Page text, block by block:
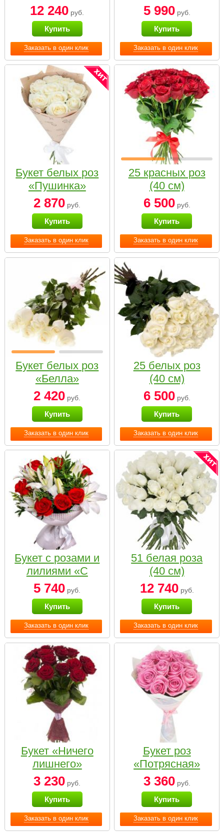
Заказать в один клик
12 240 руб.
Купить
Заказать в один клик
5 990руб.
Купить
Заказать в один клик
Букет белых роз
«Пушинка»
2 870 руб.
Купить
Заказать в один клик
25 красных роз
(40 см)
6 500руб.
Купить
Заказать в один клик
Букет белых роз
«Белла»
2 420 руб.
Купить
Заказать в один клик
25 белых роз
(40 см)
6 500руб.
Купить
Заказать в один клик
Букет с розами и
лилиями «С
наилучшими
пожеланиями»
5 740 руб.
Купить
Заказать в один клик
51 белая роза
(40 см)
12 740руб.
Купить
Заказать в один клик
Букет «Ничего
лишнего»
3 230 руб.
Купить
Заказать в один клик
Букет роз
«Потрясная»
3 360руб.
Купить